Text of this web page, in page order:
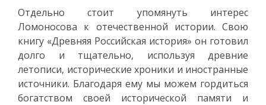
Отдельно стоит упомянуть интерес
Ломоносова к отечественной истории. Свою
книгу «Древняя Российская история» он готовил
долго и тщательно, используя древние
летописи, исторические хроники и иностранные
источники. Благодаря ему мы можем гордиться
богатством своей исторической памяти и